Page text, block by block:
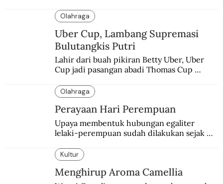
Olahraga
Uber Cup, Lambang Supremasi
Bulutangkis Putri
Lahir dari buah pikiran Betty Uber, Uber
Cup jadi pasangan abadi Thomas Cup
Olahraga
Perayaan Hari Perempuan
Upaya membentuk hubungan egaliter
lelaki-perempuan sudah dilakukan sejak
Kultur
Menghirup Aroma Camellia